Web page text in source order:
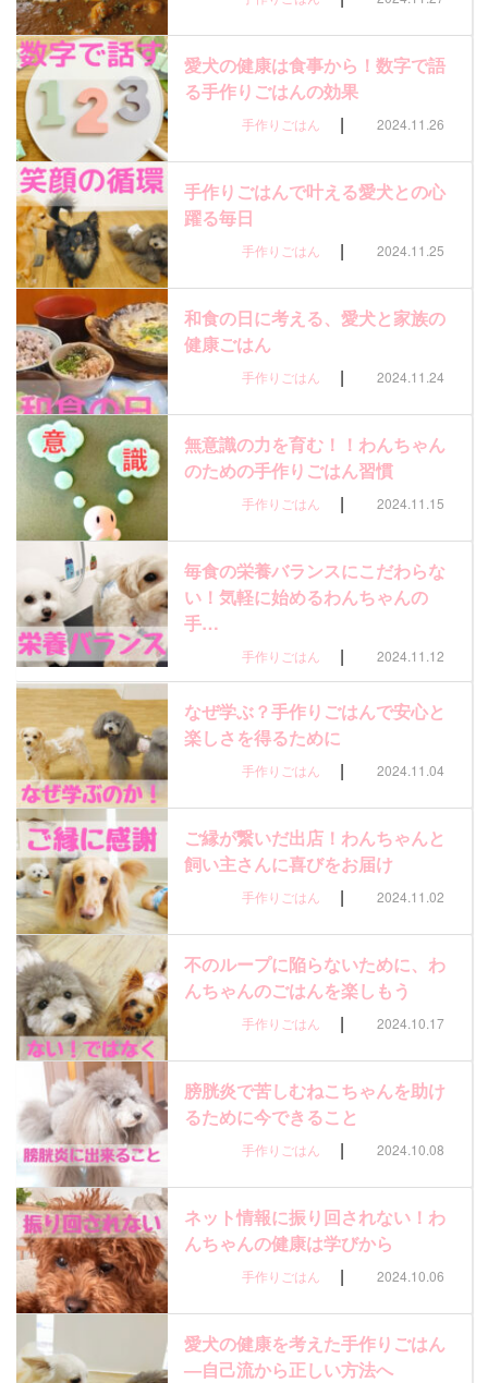
愛犬の健康は食事から！数字で語
る手作りごはんの効果
手作りごはん | 2024.11.26
手作りごはんで叶える愛犬との心
躍る毎日
手作りごはん | 2024.11.25
和食の日に考える、愛犬と家族の
健康ごはん
手作りごはん | 2024.11.24
無意識の力を育む！！わんちゃん
のための手作りごはん習慣
手作りごはん | 2024.11.15
毎食の栄養バランスにこだわらな
い！気軽に始めるわんちゃんの
手…
手作りごはん | 2024.11.12
なぜ学ぶ？手作りごはんで安心と
楽しさを得るために
手作りごはん | 2024.11.04
ご縁が繋いだ出店！わんちゃんと
飼い主さんに喜びをお届け
手作りごはん | 2024.11.02
不のループに陥らないために、わ
んちゃんのごはんを楽しもう
手作りごはん | 2024.10.17
膀胱炎で苦しむねこちゃんを助け
るために今できること
手作りごはん | 2024.10.08
ネット情報に振り回されない！わ
んちゃんの健康は学びから
手作りごはん | 2024.10.06
愛犬の健康を考えた手作りごはん
—自己流から正しい方法へ